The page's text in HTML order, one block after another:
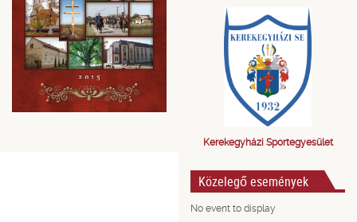
Kerekegyházi Sportegyesület
Közelegő események
No event to display